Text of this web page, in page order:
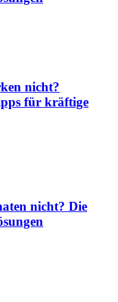
nicht?
für kräftige
nicht? Die